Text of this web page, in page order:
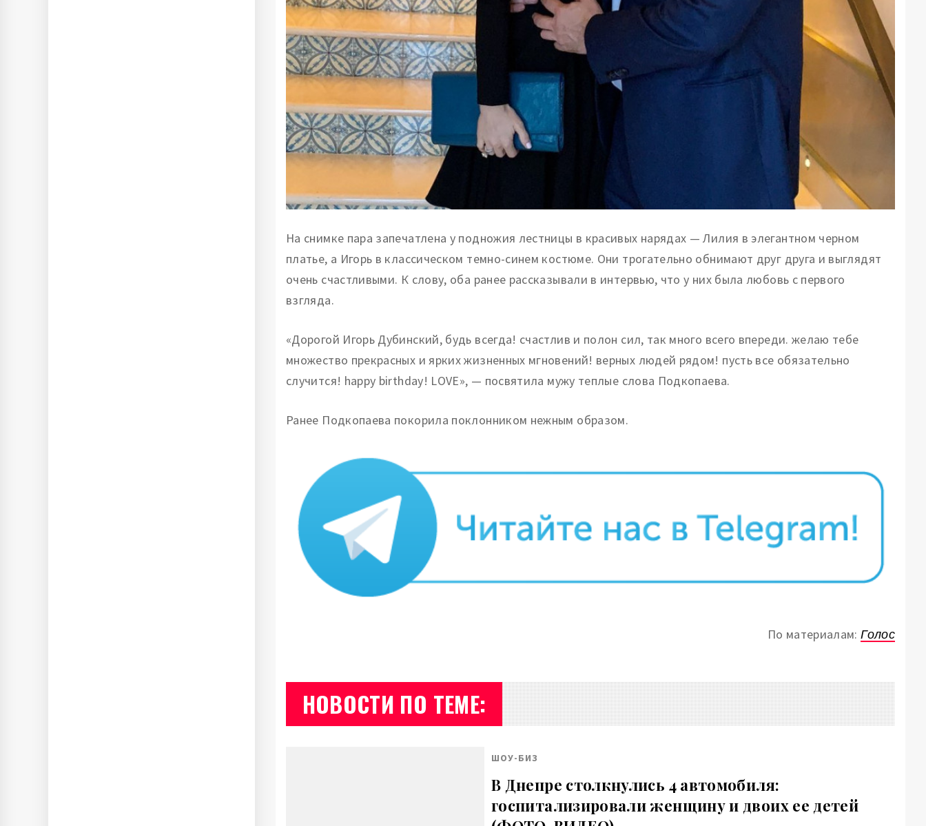
На снимке пара запечатлена у подножия лестницы в красивых нарядах — Лилия в элегантном черном
платье, а Игорь в классическом темно-синем костюме. Они трогательно обнимают друг друга и выглядят
очень счастливыми. К слову, оба ранее рассказывали в интервью, что у них была любовь с первого
взгляда.
«Дорогой Игорь Дубинский, будь всегда! счастлив и полон сил, так много всего впереди. желаю тебе
множество прекрасных и ярких жизненных мгновений! верных людей рядом! пусть все обязательно
случится! happy birthday! LOVE», — посвятила мужу теплые слова Подкопаева.
Ранее Подкопаева покорила поклонником нежным образом.
По материалам:Голос
НОВОСТИ ПО ТЕМЕ:
ШОУ-БИЗ
В Днепре столкнулись 4 автомобиля:
госпитализировали женщину и двоих ее детей